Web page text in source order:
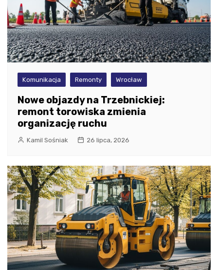
Komunikacja Remonty Wrocław
Nowe objazdy na Trzebnickiej:
remont torowiska zmienia
organizację ruchu
Kamil Sośniak 26 lipca, 2026